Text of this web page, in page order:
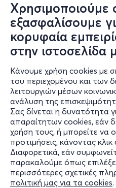
εξασφαλίσουμε
κορυφαία
στην ιστοσελίδα
Κάνουμε χρήση cookies με
του περιεχομένου και των
λειτουργιών μέσων
ανάλυση της
Σας δίνεται η δυνατότητα
απαραίτητων cookies, εάν
χρήση τους, ή μπορείτε να
προτιμήσεις, κάνοντας
Διαφορετικά, εάν
παρακαλούμε όπως
περισσότερες σχετικές
πολιτική μας για τα cookies.
Πληροφορίες
Υποστήριξη
Stay Connected